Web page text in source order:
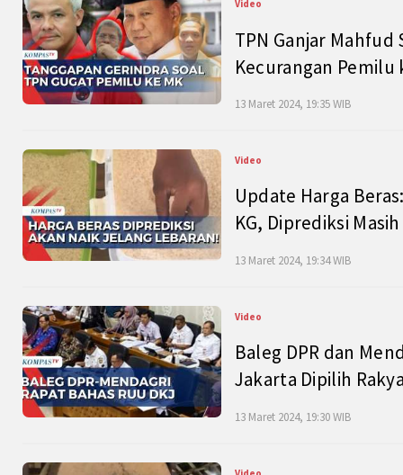
Video
TPN Ganjar Mahfud
Kecurangan Pemilu
13 Maret 2024, 19:35 WIB
Video
Update Harga
KG, Diprediksi
13 Maret 2024, 19:34 WIB
Video
Baleg DPR dan
Jakarta Dipilih
13 Maret 2024, 19:30 WIB